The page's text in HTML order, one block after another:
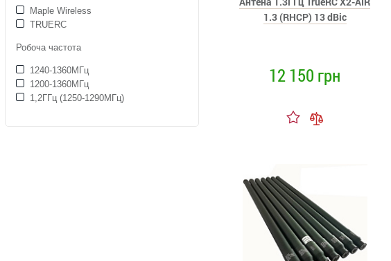
Maple Wireless
TRUERC
Робоча частота
1240-1360МГц
1200-1360МГц
1,2ГГц (1250-1290МГц)
1.3 (RHCP) 13 dBic
12 150 грн